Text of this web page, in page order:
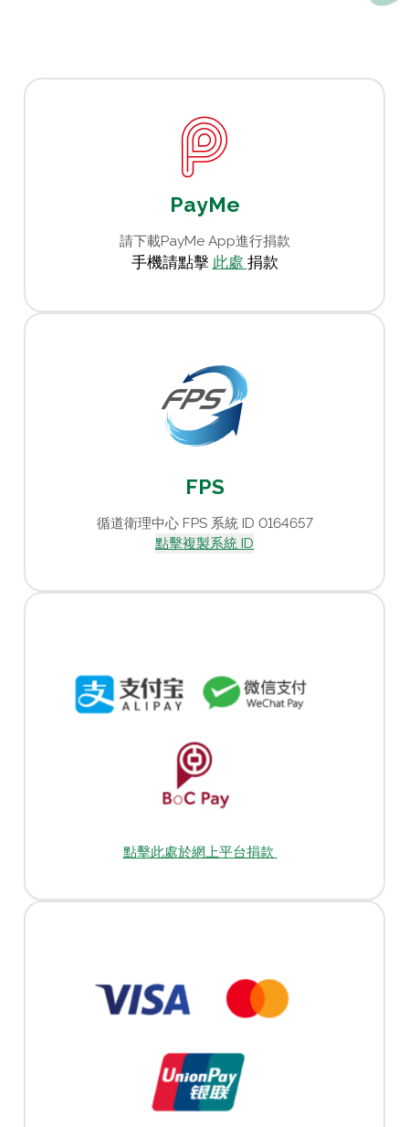
PayMe
請下載PayMeApp進行捐款
手機請點擊 此處 捐款
FPS
循道衛理中心 FPS 系統 ID 0164657
點擊複製系統 ID
點擊此處於網上平台捐款